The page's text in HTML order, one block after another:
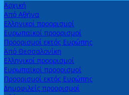
Αρχική
Από Αθήνα
Ελληνικοί προορισμοί
Ευρωπαϊκοί προορισμοί
Προορισμοί εκτός Ευρώπης
Από Θεσσαλονίκη
Ελληνικοί προορισμοί
Ευρωπαϊκοί προορισμοί
Προορισμοί εκτός Ευρώπης
Δημοφιλείς προορισμοί